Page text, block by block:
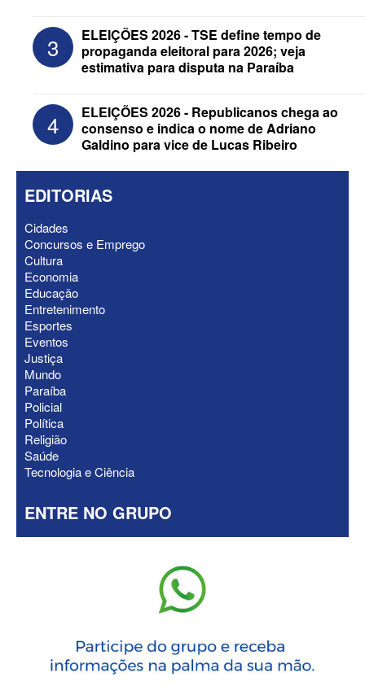
ELEIÇÕES 2026 - Senado: Novo
anuncia Zé Carneiro e Pastor Jader
Medeiros na suplência de Major Fábio
ELEIÇÕES 2026 - Nabor Vanderley
pede primeiro voto em João Azevêdo e
oficializa Daniella Ribeiro como
suplente
3
ELEIÇÕES 2026 - TSE define tempo de
propaganda eleitoral para 2026; veja
estimativa para disputa na Paraíba
4
ELEIÇÕES 2026 - Republicanos chega ao
consenso e indica o nome de Adriano
Galdino para vice de Lucas Ribeiro
EDITORIAS
Cidades
Concursos e Emprego
Cultura
Economia
Educação
Entretenimento
Esportes
Eventos
Justiça
Mundo
Paraíba
Policial
Política
Religião
Saúde
Tecnologia e Ciência
ENTRE NO GRUPO